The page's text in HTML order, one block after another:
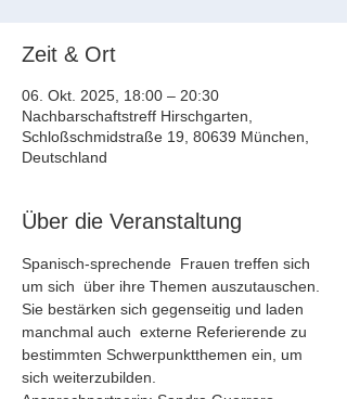
Zeit & Ort
06. Okt. 2025, 18:00 – 20:30
Nachbarschaftstreff Hirschgarten,
Schloßschmidstraße 19, 80639 München,
Deutschland
Über die Veranstaltung
Spanisch-sprechende  Frauen treffen sich
um sich  über ihre Themen auszutauschen.
Sie bestärken sich gegenseitig und laden
manchmal auch  externe Referierende zu
bestimmten Schwerpunktthemen ein, um
sich weiterzubilden.